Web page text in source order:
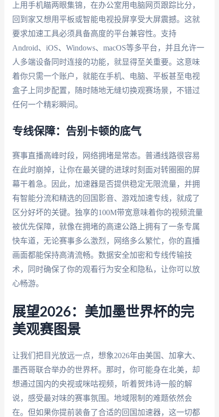
上用手机瞄两眼集锦，在办公室用电脑网页跟踪比分，
回到家又想用平板或智能电视投屏享受大屏震撼。这就
要求加速工具必须具备高度的平台兼容性。支持
Android、iOS、Windows、macOS等多平台，并且允许一
人多端设备同时连接的功能，就显得至关重要。这意味
着你只需一个账户，就能在手机、电脑、平板甚至电视
盒子上同步配置，随时随地无缝切换观赛场景，不错过
任何一个精彩瞬间。
专线保障：告别卡顿的底气
赛事直播高峰时段，网络拥堵是常态。普通线路很容易
在此时崩掉，让你在最关键的进球时刻面对转圈圈的屏
幕干着急。因此，加速器是否提供稳定无限流量，并拥
有智能分流和精选的回国影音、游戏加速专线，就成了
区分好坏的关键。独享的100M带宽意味着你的视频流量
被优先保障，就像在拥堵的高速公路上拥有了一条专属
快车道，无论赛事多么激烈，网络多么繁忙，你的直播
画面都能保持高清流畅。数据安全加密和专线传输技
术，同时确保了你的观看行为安全和隐私，让你可以放
心畅游。
展望2026：美加墨世界杯的完
美观赛图景
让我们把目光放远一点，想象2026年由美国、加拿大、
墨西哥联合举办的世界杯。那时，你可能身在北美，却
想通过国内的央视或咪咕视频，听着贺炜诗一般的解
说，感受最对味的赛事氛围。地域限制的难题依然会
在。但如果你提前装备了合适的回国加速器，这一切都